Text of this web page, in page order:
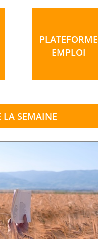
PLATEFORME
EMPLOI
LA SEMAINE